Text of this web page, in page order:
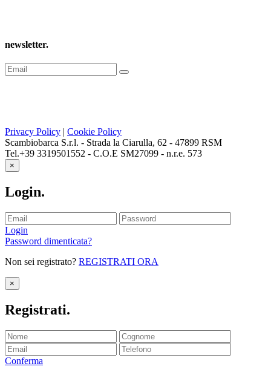
newsletter.
Privacy Policy | Cookie Policy
Scambiobarca S.r.l. - Strada la Ciarulla, 62 - 47899 RSM
Tel.+39 3319501552 - C.O.E SM27099 - n.r.e. 573
×
Login.
Login
Password dimenticata?
Non sei registrato? REGISTRATI ORA
×
Registrati.
Conferma